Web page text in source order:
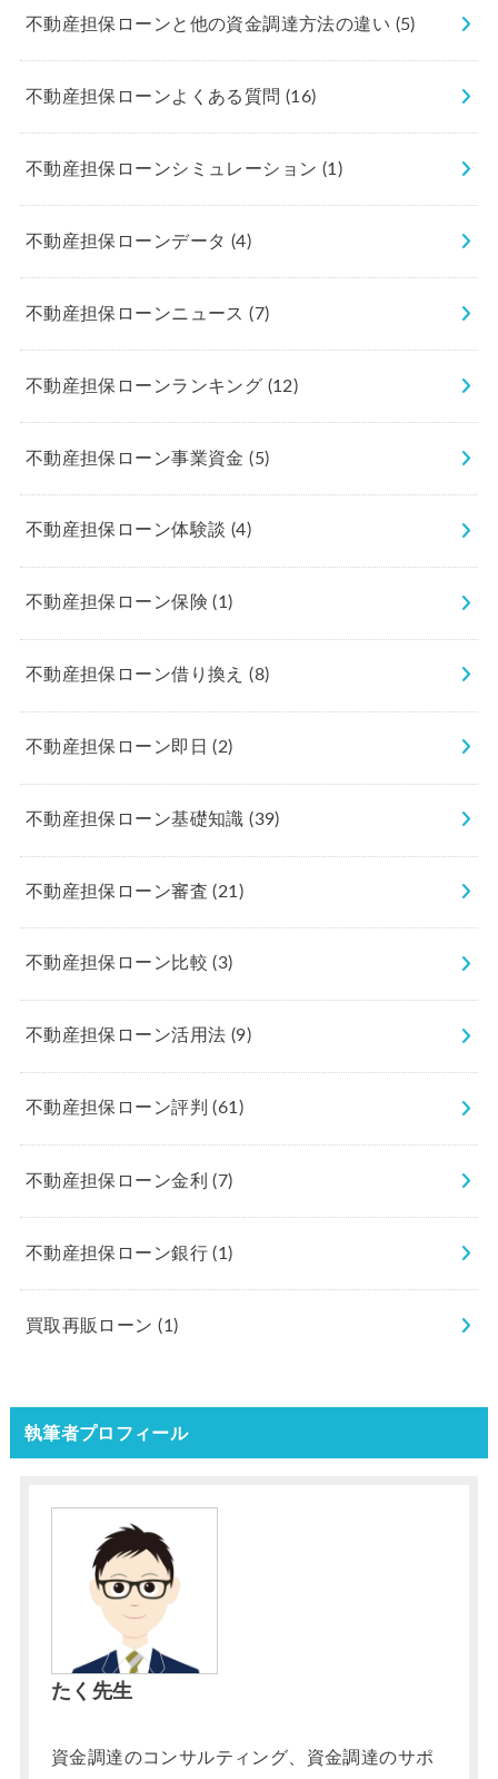
不動産担保ローンと他の資金調達方法の違い (5)
不動産担保ローンよくある質問(16)
不動産担保ローンシミュレーション (1)
不動産担保ローンデータ (4)
不動産担保ローンニュース(7)
不動産担保ローンランキング (12)
不動産担保ローン事業資金(5)
不動産担保ローン体験談 (4)
不動産担保ローン保険(1)
不動産担保ローン借り換え(8)
不動産担保ローン即日(2)
不動産担保ローン基礎知識(39)
不動産担保ローン審査(21)
不動産担保ローン比較(3)
不動産担保ローン活用法 (9)
不動産担保ローン評判(61)
不動産担保ローン金利(7)
不動産担保ローン銀行(1)
買取再販ローン(1)
執筆者プロフィール
たく先生
資金調達のコンサルティング、資金調達のサポ